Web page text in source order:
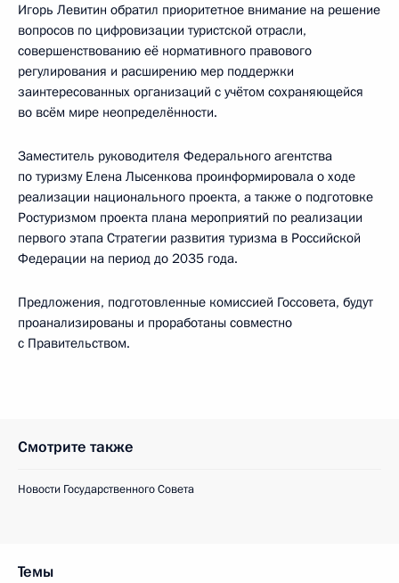
Игорь Левитин обратил приоритетное внимание на решение
вопросов по цифровизации туристской отрасли,
совершенствованию её нормативного правового
регулирования и расширению мер поддержки
заинтересованных организаций с учётом сохраняющейся
во всём мире неопределённости.
Заместитель руководителя Федерального агентства
по туризму Елена Лысенкова проинформировала о ходе
реализации национального проекта, а также о подготовке
Ростуризмом проекта плана мероприятий по реализации
первого этапа Стратегии развития туризма в Российской
Федерации на период до 2035 года.
Предложения, подготовленные комиссией Госсовета, будут
проанализированы и проработаны совместно
с Правительством.
Смотрите также
Новости Государственного Совета
Темы